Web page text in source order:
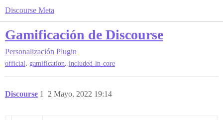
Discourse Meta
Gamificación de Discourse
Personalización Plugin
official, gamification, included-in-core
Discourse 2 Mayo, 2022 19:14
1